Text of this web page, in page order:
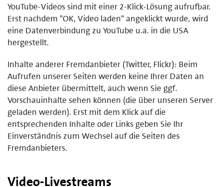
YouTube-Videos sind mit einer 2-Klick-Lösung aufrufbar.
Erst nachdem "OK, Video laden" angeklickt wurde, wird
eine Datenverbindung zu YouTube u.a. in die USA
hergestellt.
Inhalte anderer Fremdanbieter (Twitter, Flickr): Beim
Aufrufen unserer Seiten werden keine Ihrer Daten an
diese Anbieter übermittelt, auch wenn Sie ggf.
Vorschauinhalte sehen können (die über unseren Server
geladen werden). Erst mit dem Klick auf die
entsprechenden Inhalte oder Links geben Sie Ihr
Einverständnis zum Wechsel auf die Seiten des
Fremdanbieters.
Video-Livestreams